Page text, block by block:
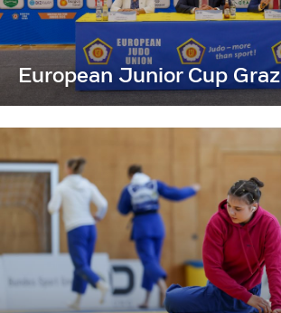
European Junior Cup Graz